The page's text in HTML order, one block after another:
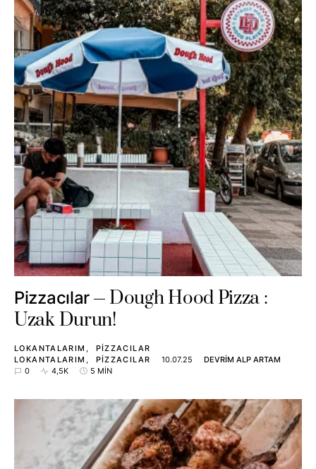
Pizzacılar
Dough Hood Pizza :
Uzak Durun!
LOKANTALARIM
PIZZACILAR
LOKANTALARIM
PIZZACILAR 10.07.25
DEVRIM ALP ARTAM
0
4,5K 5 MIN